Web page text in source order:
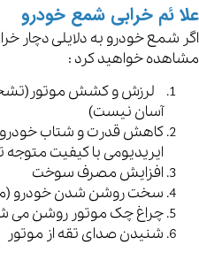
علا ئم خرابی شمع خودرو
اگر شمع خودرو به دلایلی دچار
مشاهده خواهید کرد :
لرزش و کشش
آسان نیست)
کاهش قدرت و شتاب
ایریدیومی با کیفیت
افزایش مصرف سوخت
سخت روشن شدن خودرو
چراغ چک موتور روشن می
شنیدن صدای تقه از موتور